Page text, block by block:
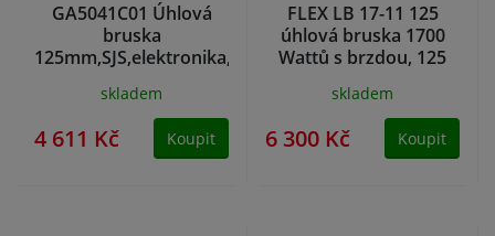
GA5041C01 Úhlová
bruska
125mm,SJS,elektronika,1400W
skladem
4 611 Kč Koupit
FLEX LB 17-11 125
úhlová bruska 1700
Wattů s brzdou, 125
skladem
6 300 Kč Koupit